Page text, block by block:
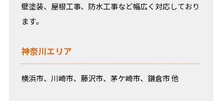
壁塗装、屋根工事、防水工事など幅広く対応しており
ます。
神奈川エリア
横浜市、川崎市、藤沢市、茅ケ崎市、鎌倉市 他